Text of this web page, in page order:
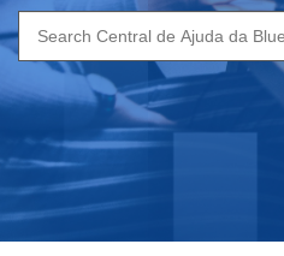
Search
for: